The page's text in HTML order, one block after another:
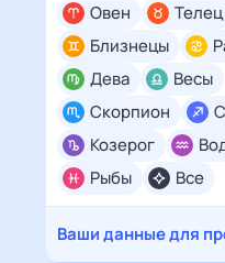
Все
Овен
Телец
Близнецы
Дева
Весы
Скорпион
Козерог
Рыбы
Ваши данные для